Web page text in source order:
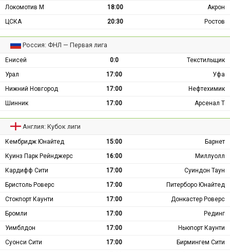
Локомотив М
18:00
Акрон
ЦСКА
20:30 Ростов
Россия: ФНЛ — Первая лига
Енисей 0:0
Текстильщик
Урал
17:00
Уфа
Нижний Новгород
17:00
Нефтехимик
Шинник
17:00 Арсенал Т
Англия: Кубок лиги
Кембридж Юнайтед 15:00
Барнет
Куинз Парк Рейнджерс
16:00
Миллуолл
Кардифф Сити
17:00
Суиндон Таун
Бристоль Роверс
17:00
Питерборо Юнайтед
Стокпорт Каунти
17:00
Донкастер Роверс
Бромли
17:00
Рединг
Уимблдон
17:00
Ньюпорт Каунти
Суонси Сити
17:00
Бирмингем Сити